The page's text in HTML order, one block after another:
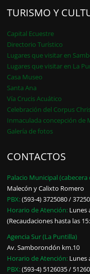
TURISMO Y
Capital Ecuestre
Directorio Turístico
Lugares que visitar en
Lugares que visitar en La
Casa Museo
Santa Ana
Vía Crucis Acuático
Celebración del Corpus
Inmaculada concepción de
Galería de fotos
CONTACTOS
Palacio Municipal
Malecón y Calixto Romero
PBX:(593-4) 3725080 /
Horario de Atención: Lunes
(Recaudaciones hasta las
Agencia Sur (La Puntilla)
Av. Samborondón km.10
Horario de Atención: Lunes
PBX:(593-4) 5126035 /